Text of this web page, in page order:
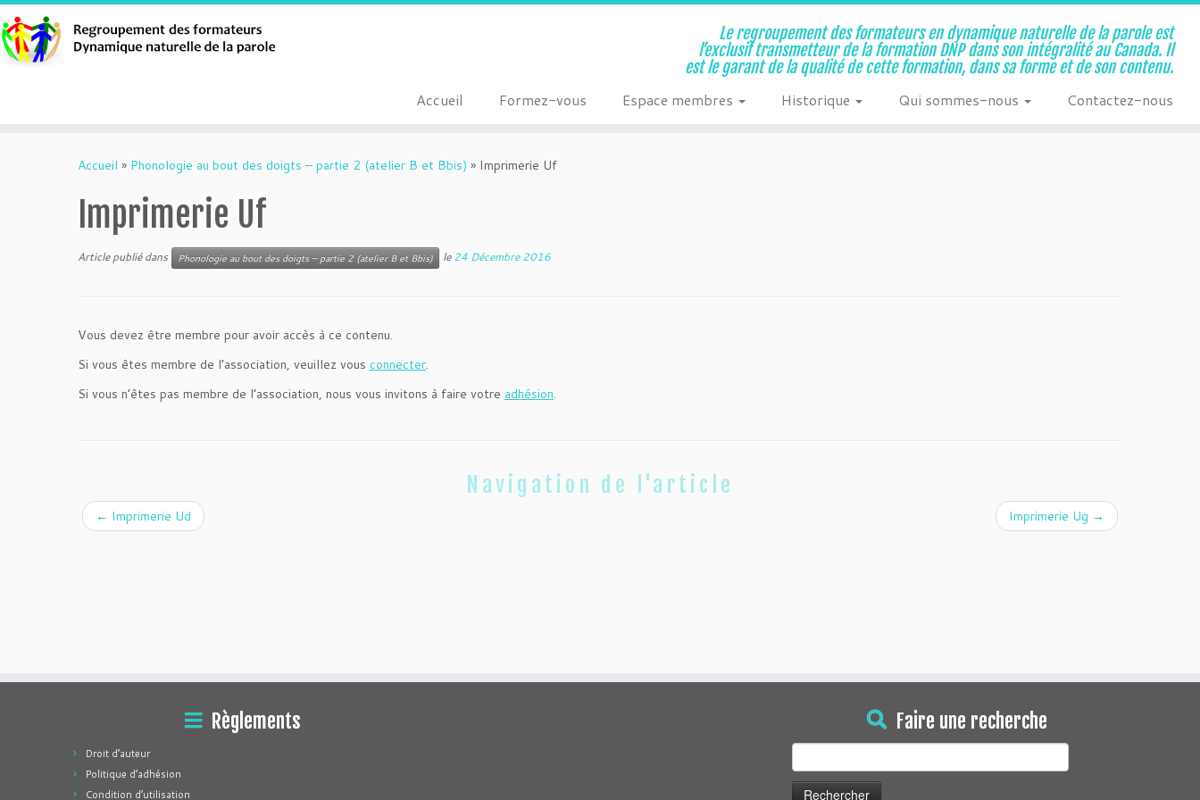
Le regroupement des formateurs en dynamique naturelle de la parole est
l’exclusif transmetteur de la formation DNP dans son intégralité au Canada. Il
est le garant de la qualité de cette formation, dans sa forme et de son contenu.
Accueil Formez-vous Espace membres Historique Qui sommes-nous Contactez-nous
Accueil » Phonologie au bout des doigts – partie 2 (atelier B et Bbis) » Imprimerie Uf
Imprimerie Uf
Article publié dans Phonologie au bout des doigts – partie 2 (atelier B et Bbis) le24 Décembre 2016
Vous devez être membre pour avoir accès à ce contenu.
Si vous êtes membre de l’association, veuillez vous connecter.
Si vous n’êtes pas membre de l’association, nous vous invitons à faire votre adhésion.
Navigation de l'article
← Imprimerie Ud Imprimerie Ug →
Règlements
Droit d’auteur
Politique d’adhésion
Condition d’utilisation
Faire une recherche